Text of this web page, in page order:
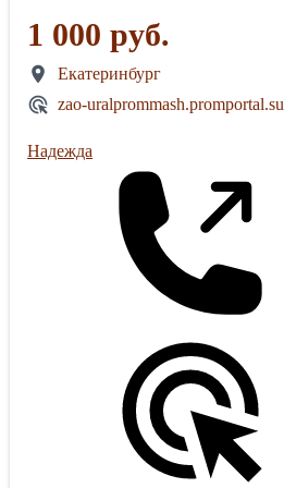
1 000 руб.
Екатеринбург
zao-uralprommash.promportal.su
Надежда